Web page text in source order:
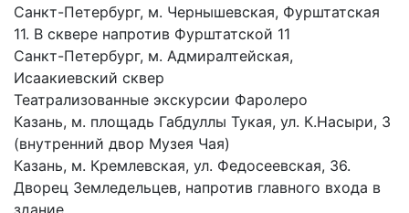
Санкт-Петербург, м. Чернышевская, Фурштатская
11. В сквере напротив Фурштатской 11
Санкт-Петербург, м. Адмиралтейская,
Исаакиевский сквер
Театрализованные экскурсии Фаролеро
Казань, м. площадь Габдуллы Тукая, ул. К.Насыри, 3
(внутренний двор Музея Чая)
Казань, м. Кремлевская, ул. Федосеевская, 36.
Дворец Земледельцев, напротив главного входа в
здание